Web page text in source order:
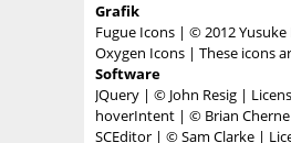
Grafik
Fugue Icons | © 2012
Oxygen Icons | These icons
Software
JQuery | © John Resig |
hoverIntent | © Brian
SCEditor | © Sam Clarke |